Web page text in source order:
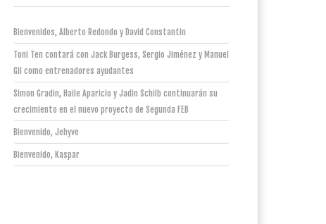
Bienvenidos, Alberto Redondo y David Constantin
Toni Ten contará con Jack Burgess, Sergio Jiménez y Manuel
Gil como entrenadores ayudantes
Simon Gradin, Haile Aparicio y Jadin Schilb continuarán su
crecimiento en el nuevo proyecto de Segunda FEB
Bienvenido, Jehyve
Bienvenido, Kaspar